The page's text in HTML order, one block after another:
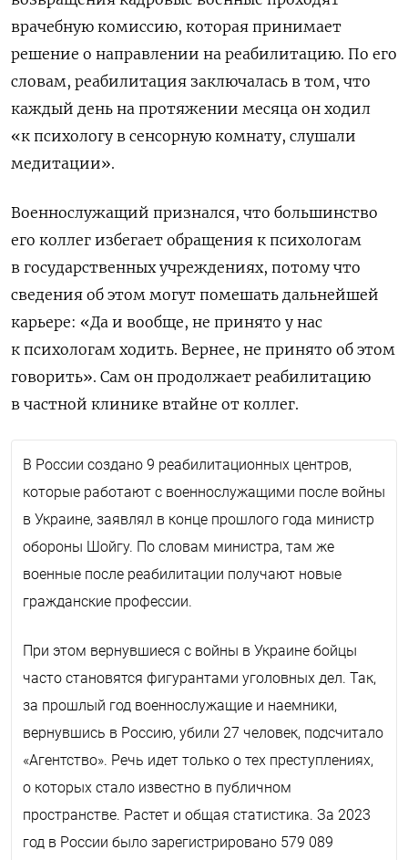
врачебную комиссию, которая принимает
решение о направлении на реабилитацию. По его
словам, реабилитация заключалась в том, что
каждый день на протяжении месяца он ходил
«к психологу в сенсорную комнату, слушали
медитации».
Военнослужащий признался, что большинство
его коллег избегает обращения к психологам
в государственных учреждениях, потому что
сведения об этом могут помешать дальнейшей
карьере: «Да и вообще, не принято у нас
к психологам ходить. Вернее, не принято об этом
говорить». Сам он продолжает реабилитацию
в частной клинике втайне от коллег.
В России создано 9 реабилитационных центров,
которые работают с военнослужащими после войны
в Украине, заявлял в конце прошлого года министр
обороны Шойгу. По словам министра, там же
военные после реабилитации получают новые
гражданские профессии.
При этом вернувшиеся с войны в Украине бойцы
часто становятся фигурантами уголовных дел. Так,
за прошлый год военнослужащие и наемники,
вернувшись в Россию, убили 27 человек, подсчитало
«Агентство». Речь идет только о тех преступлениях,
о которых стало известно в публичном
пространстве. Растет и общая статистика. За 2023
год в России было зарегистрировано 579 089